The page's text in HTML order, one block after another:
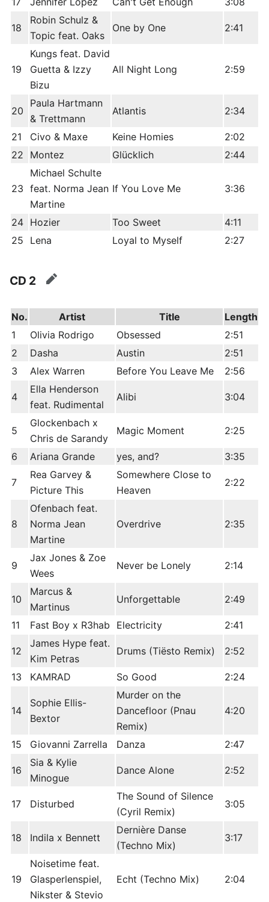
18
Robin Schulz &
Topic feat. Oaks
One by One 2:41
19
Kungs feat. David
Guetta & Izzy
Bizu
All Night Long 2:59
20
Paula Hartmann
& Trettmann
Atlantis 2:34
21 Civo & Maxe Keine Homies
2:02
22
Montez Glücklich 2:44
23
Michael Schulte
feat. Norma Jean
Martine
If You Love Me 3:36
24 Hozier Too Sweet
4:11
25
Lena Loyal to Myself 2:27
CD 2 edit
No. Artist Title
Length
1
Olivia Rodrigo Obsessed
2:51
2
Dasha Austin
2:51
3
Alex Warren Before You Leave Me 2:56
4
Ella Henderson
feat. Rudimental
Alibi 3:04
5
Glockenbach x
Chris de Sarandy
Magic Moment 2:25
6 Ariana Grande yes, and? 3:35
7
Rea Garvey &
Picture This
Somewhere Close to
Heaven
2:22
8
Ofenbach feat.
Norma Jean
Martine
Overdrive 2:35
9
Jax Jones & Zoe
Wees
Never be Lonely 2:14
10
Marcus &
Martinus
Unforgettable 2:49
11 Fast Boy x R3hab Electricity 2:41
12
James Hype feat.
Kim Petras
Drums (Tiësto Remix) 2:52
13 KAMRAD So Good 2:24
14
Sophie Ellis-
Bextor
Murder on the
Dancefloor (Pnau
Remix)
4:20
15 Giovanni Zarrella Danza 2:47
16
Sia & Kylie
Minogue
Dance Alone 2:52
17 Disturbed
The Sound of Silence
(Cyril Remix)
3:05
18 Indila x Bennett
Dernière Danse
(Techno Mix)
3:17
19
Noisetime feat.
Glasperlenspiel,
Nikster & Stevio
Echt (Techno Mix) 2:04